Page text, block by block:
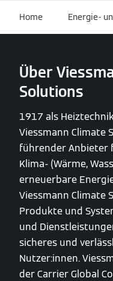
Home Energie-
Über
Solutions
1917 als
Viessmann Climate
führender Anbieter
Klima- (Wärme,
erneuerbare
Viessmann Climate
Produkte und
und
sicheres und
Nutzer:innen.
der Carrier Global